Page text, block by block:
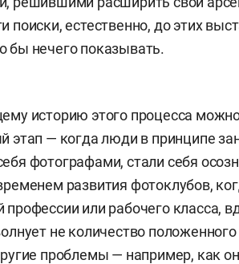
поиски, естественно, до этих
бы нечего показывать.
историю этого процесса
этап — когда люди в принципе
фотографами, стали себя
развития фотоклубов,
или рабочего класса,
не количество
проблемы — например, как